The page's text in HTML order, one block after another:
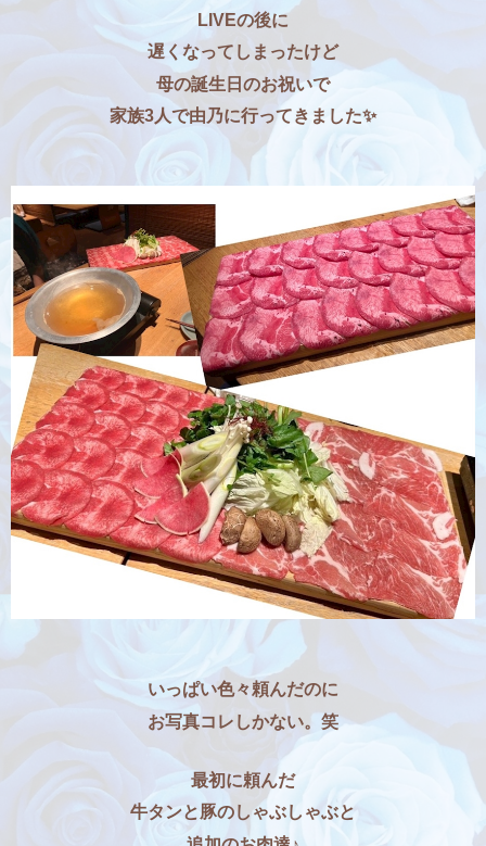
LIVEの後に
遅くなってしまったけど
母の誕生日のお祝いで
家族3人で由乃に行ってきました✨
いっぱい色々頼んだのに
お写真コレしかない。笑
最初に頼んだ
牛タンと豚のしゃぶしゃぶと